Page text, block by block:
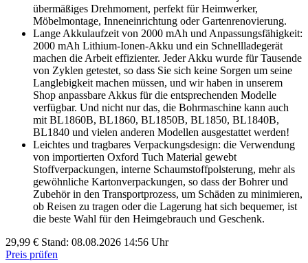
übermäßiges Drehmoment, perfekt für Heimwerker,
Möbelmontage, Inneneinrichtung oder Gartenrenovierung.
Lange Akkulaufzeit von 2000 mAh und Anpassungsfähigkeit:
2000 mAh Lithium-Ionen-Akku und ein Schnellladegerät
machen die Arbeit effizienter. Jeder Akku wurde für Tausende
von Zyklen getestet, so dass Sie sich keine Sorgen um seine
Langlebigkeit machen müssen, und wir haben in unserem
Shop anpassbare Akkus für die entsprechenden Modelle
verfügbar. Und nicht nur das, die Bohrmaschine kann auch
mit BL1860B, BL1860, BL1850B, BL1850, BL1840B,
BL1840 und vielen anderen Modellen ausgestattet werden!
Leichtes und tragbares Verpackungsdesign: die Verwendung
von importierten Oxford Tuch Material gewebt
Stoffverpackungen, interne Schaumstoffpolsterung, mehr als
gewöhnliche Kartonverpackungen, so dass der Bohrer und
Zubehör in den Transportprozess, um Schäden zu minimieren,
ob Reisen zu tragen oder die Lagerung hat sich bequemer, ist
die beste Wahl für den Heimgebrauch und Geschenk.
29,99 € Stand: 08.08.2026 14:56 Uhr
Preis prüfen